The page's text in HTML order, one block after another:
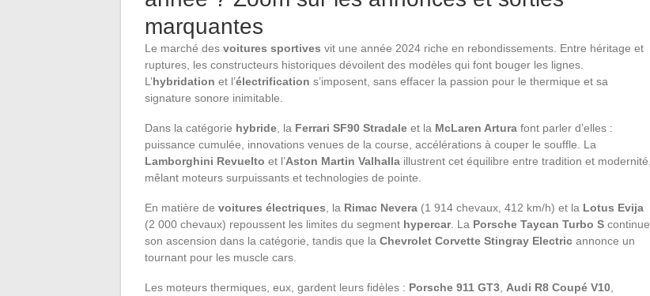
marquantes
Le marché des voitures sportives vit une année 2024 riche en rebondissements. Entre héritage et
ruptures, les constructeurs historiques dévoilent des modèles qui font bouger les lignes.
L’hybridation et l’électrification s’imposent, sans effacer la passion pour le thermique et sa
signature sonore inimitable.
Dans la catégorie hybride , la Ferrari SF90 Stradale et la McLaren Artura font parler d’elles :
puissance cumulée, innovations venues de la course, accélérations à couper le souffle. La
Lamborghini Revuelto et l’Aston Martin Valhalla illustrent cet équilibre entre tradition et modernité,
mêlant moteurs surpuissants et technologies de pointe.
En matière de voitures électriques , la Rimac Nevera (1 914 chevaux, 412 km/h) et la Lotus Evija
(2 000 chevaux) repoussent les limites du segment hypercar. La Porsche Taycan Turbo S continue
son ascension dans la catégorie, tandis que la Chevrolet Corvette Stingray Electric annonce un
tournant pour les muscle cars.
Les moteurs thermiques, eux, gardent leurs fidèles : Porsche 911 GT3 Audi R8 Coupé V10